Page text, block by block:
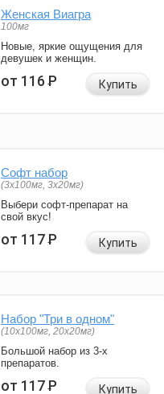
Женская Виагра
100мг
Новые, яркие ощущения для
девушек и женщин.
от 116Р Купить
Софт набор
(3x100мг, 3x20мг)
Выбери софт-препарат на
свой вкус!
от 117Р Купить
Набор "Три в одном"
(10x100мг, 20x20мг)
Большой набор из 3-х
препаратов.
от 117Р Купить